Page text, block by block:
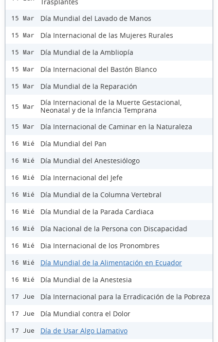
Trasplantes
15 Mar Día Mundial del Lavado de Manos
15 Mar Día Internacional de las Mujeres Rurales
15 Mar Día Mundial de la Ambliopía
15 Mar Día Internacional del Bastón Blanco
15 Mar Día Mundial de la Reparación
15 Mar
Día Internacional de la Muerte Gestacional,
Neonatal y de la Infancia Temprana
15 Mar Día Internacional de Caminar en la Naturaleza
16 Mié Día Mundial del Pan
16 Mié Día Mundial del Anestesiólogo
16 Mié Día Internacional del Jefe
16 Mié Día Mundial de la Columna Vertebral
16 Mié Día Mundial de la Parada Cardiaca
16 Mié Día Nacional de la Persona con Discapacidad
16 Mié Dia Internacional de los Pronombres
16 Mié Día Mundial de la Alimentación en Ecuador
16 Mié Día Mundial de la Anestesia
17 Jue Día Internacional para la Erradicación de la Pobreza
17 Jue Día Mundial contra el Dolor
17 Jue Día de Usar Algo Llamativo